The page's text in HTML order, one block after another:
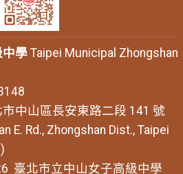
學Taipei Municipal Zhongshan
中山區長安東路二段 141 號
E. Rd., Zhongshan Dist., Taipei
臺北市立中山女子高級中學